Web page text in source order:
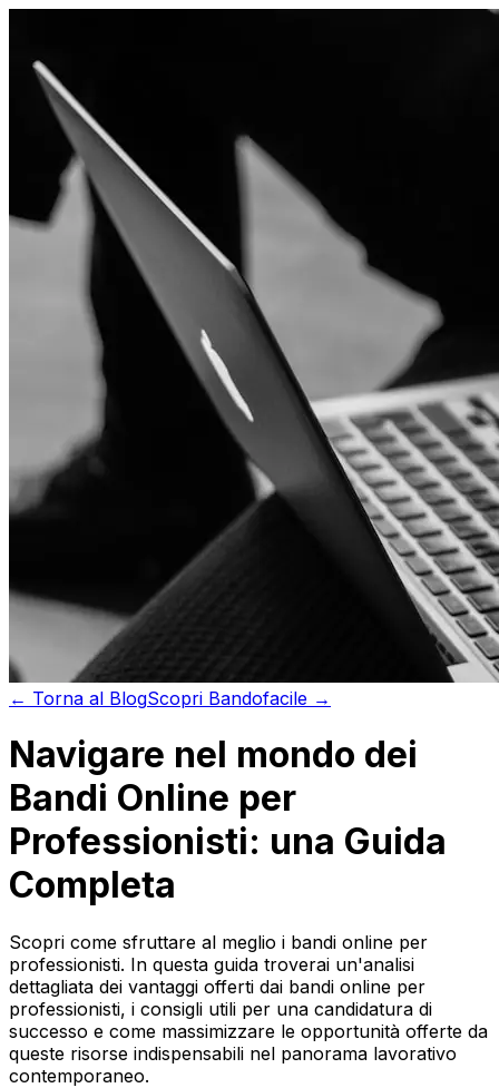
← Torna al BlogScopri Bandofacile →
Navigare nel mondo dei
Bandi Online per
Professionisti: una Guida
Completa
Scopri come sfruttare al meglio i bandi online per
professionisti. In questa guida troverai un'analisi
dettagliata dei vantaggi offerti dai bandi online per
professionisti, i consigli utili per una candidatura di
successo e come massimizzare le opportunità offerte da
queste risorse indispensabili nel panorama lavorativo
contemporaneo.